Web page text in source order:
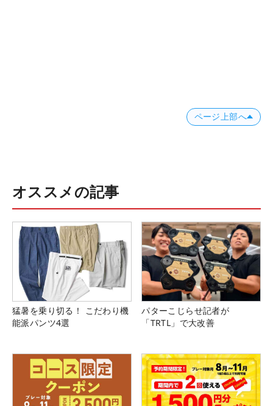
ページ上部へ
オススメの記事
猛暑を乗り切る！ こだわり機
能派パンツ4選
パターこじらせ記者が
「TRTL」で大改善